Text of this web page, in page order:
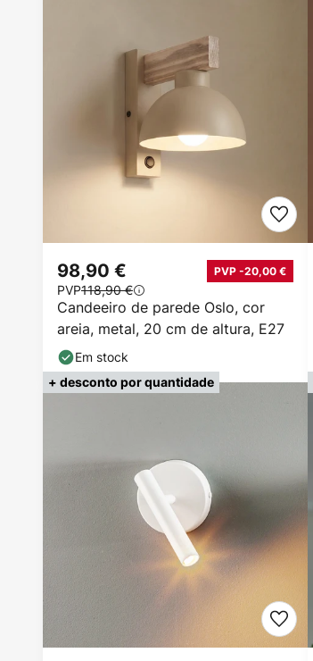
Candeeiro de parede Oslo, cor
areia, metal, 20 cm de altura, E27
98,90 € PVP -20,00 €
PVP118,90 €
Em stock
+ desconto por quantidade